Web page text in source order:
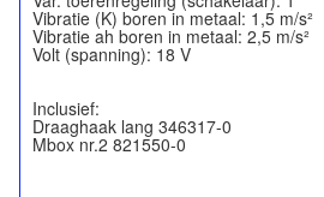
Vibratie (K) boren in metaal: 1,5 m/s²
Vibratie ah boren in metaal: 2,5 m/s²
Volt (spanning): 18 V
Inclusief:
Draaghaak lang 346317-0
Mbox nr.2 821550-0